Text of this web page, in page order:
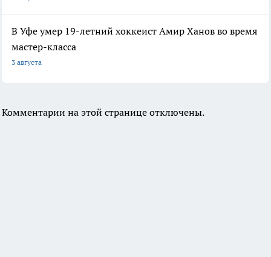
В Уфе умер 19-летний хоккеист Амир Ханов во время
мастер-класса
3 августа
Комментарии на этой странице отключены.